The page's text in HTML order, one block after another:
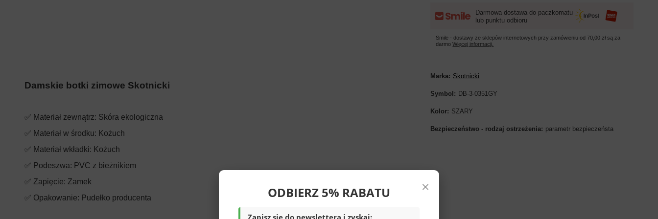
Darmowa dostawa do paczkomatu
lub punktu odbioru
Smile - dostawy ze sklepów internetowych przy zamówieniu od 70,00 zł są za
darmoWięcej informacji.
Damskie botki zimowe Skotnicki
✅ Materiał zewnątrz: Skóra ekologiczna
✅ Materiał w środku: Kożuch
✅ Materiał wkładki: Kożuch
✅ Podeszwa: PVC z bieżnikiem
✅ Zapięcie: Zamek
✅ Opakowanie: Pudełko producenta
Marka Skotnicki
Symbol DB-3-0351GY
Kolor SZARY
Bezpieczeństwo - rodzaj ostrzeżenia parametr bezpieczeństa
×
ODBIERZ 5% RABATU
Zapisz się do newslettera i zyskaj: